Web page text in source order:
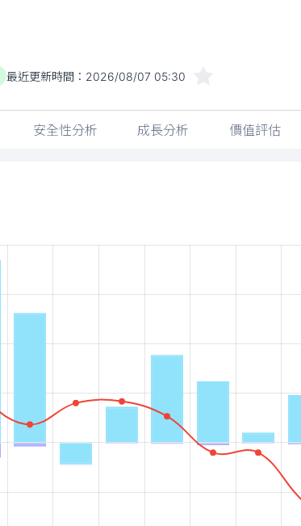
最近更新時間： 2026/08/07 05:30
安全性分析 成長分析 價值評估